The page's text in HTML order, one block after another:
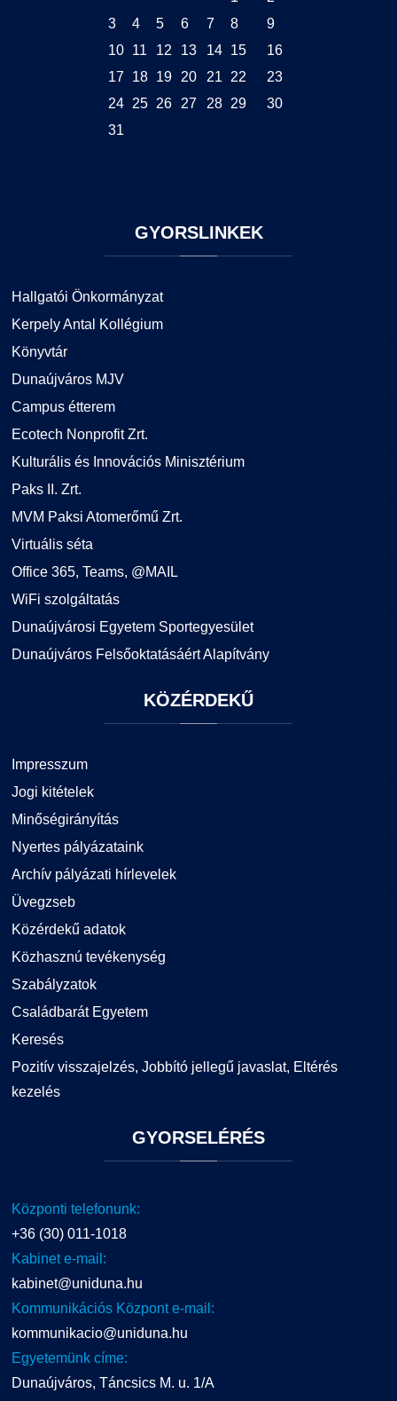
3
4 5 6 7 8
9
10
11 12 13 14 15
16
17
18 19 20 21 22
23
24
25 26 27 28 29
30
31
GYORSLINKEK
Hallgatói Önkormányzat
Kerpely Antal Kollégium
Könyvtár
Dunaújváros MJV
Campus étterem
Ecotech Nonprofit Zrt.
Kulturális és Innovációs Minisztérium
Paks II. Zrt.
MVM Paksi Atomerőmű Zrt.
Virtuális séta
Office 365, Teams, @MAIL
WiFi szolgáltatás
Dunaújvárosi Egyetem Sportegyesület
Dunaújváros Felsőoktatásáért Alapítvány
KÖZÉRDEKŰ
Impresszum
Jogi kitételek
Minőségirányítás
Nyertes pályázataink
Archív pályázati hírlevelek
Üvegzseb
Közérdekű adatok
Közhasznú tevékenység
Szabályzatok
Családbarát Egyetem
Keresés
Pozitív visszajelzés, Jobbító jellegű javaslat, Eltérés
kezelés
GYORSELÉRÉS
Központi telefonunk:
+36 (30) 011-1018
Kabinet e-mail:
kabinet@uniduna.hu
Kommunikációs Központ e-mail:
kommunikacio@uniduna.hu
Egyetemünk címe:
Dunaújváros, Táncsics M. u. 1/A